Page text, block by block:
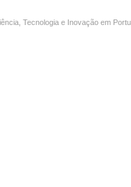
Tecnologia e Inovação em